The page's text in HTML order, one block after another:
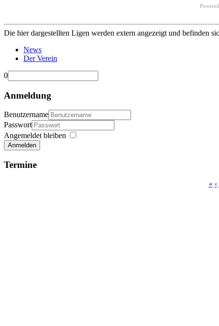
Die hier dargestellten Ligen werden extern angezeigt und befinden
News
Der Verein
0
Anmeldung
Benutzername
Passwort
Angemeldet bleiben
Anmelden
Termine
« ‹